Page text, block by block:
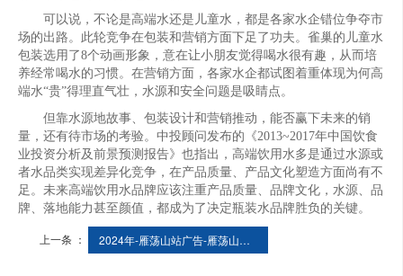
可以说，不论是高端水还是儿童水，都是各家水企错位争夺市
场的出路。此轮竞争在包装和营销方面下足了功夫。雀巢的儿童水
包装选用了8个动画形象，意在让小朋友觉得喝水很有趣，从而培
养经常喝水的习惯。在营销方面，各家水企都试图着重体现为何高
端水“贵”得理直气壮，水源和安全问题是吸睛点。
但靠水源地故事、包装设计和营销推动，能否赢下未来的销
量，还有待市场的考验。中投顾问发布的《2013~2017年中国饮食
业投资分析及前景预测报告》也指出，高端饮用水多是通过水源或
者水品类实现差异化竞争，在产品质量、产品文化塑造方面尚有不
足。未来高端饮用水品牌应该注重产品质量、品牌文化，水源、品
牌、落地能力甚至颜值，都成为了决定瓶装水品牌胜负的关键。
上一条 ： 2024年-雁荡山站广告-雁荡山站灯箱广告发布